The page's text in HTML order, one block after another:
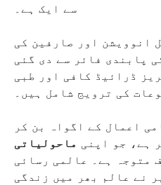
سے ایک ہے۔
انوویشن اور صارفین کی
پابندی فائر سے دی گئی
ڈرائیڈ کافی اور طبی
کی ترویج شامل ہیں۔
اعمال کے اگواہ بن کر
ہے، جو اپنی ماحولیاتی
متوجہ ہے۔ عالمی رسائی
نے عالم بھر میں زندگی